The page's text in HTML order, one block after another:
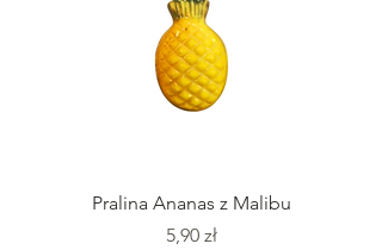
Pralina Ananas z Malibu
Cena
5,90 zł